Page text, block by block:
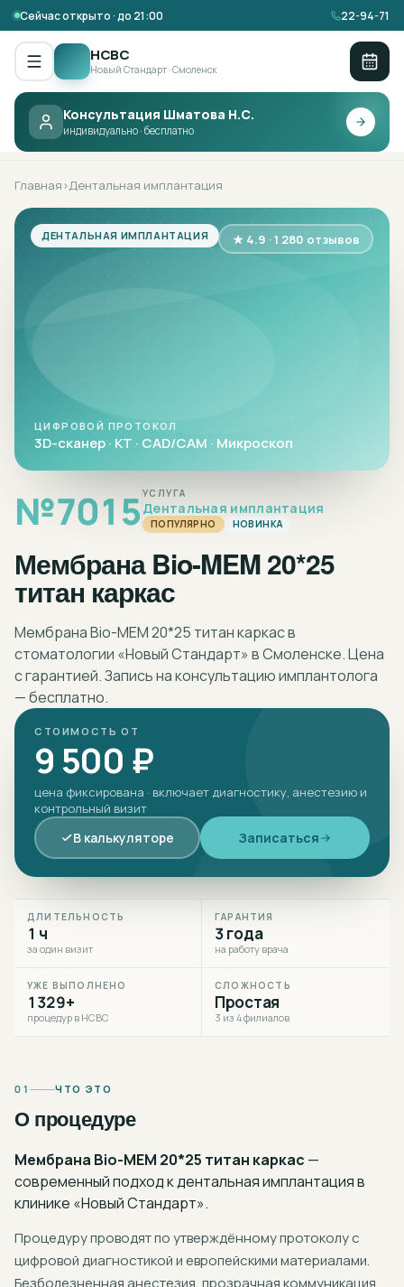
Сейчас открыто · до 21:00 22-94-71
НСВС
Новый Стандарт · Смоленск
Консультация Шматова Н.С.
индивидуально · бесплатно
НСВС ·ДЕНТАЛЬНАЯ ИМПЛАНТАЦИЯ
Главная›Дентальная имплантация
№7015УСЛУГА
Дентальная имплантация
ПОПУЛЯРНО НОВИНКА
Мембрана Bio-MEM 20*25
титан каркас
Мембрана Bio-MEM 20*25 титан каркас в
стоматологии «Новый Стандарт» в Смоленске. Цена
с гарантией. Запись на консультацию имплантолога
— бесплатно.
СТОИМОСТЬ ОТ
9 500 ₽
цена фиксирована · включает диагностику, анестезию и
контрольный визит
В калькуляторе Записаться
ДЕНТАЛЬНАЯ ИМПЛАНТАЦИЯ ★ 4.9 · 1 280 отзывов
ЦИФРОВОЙ ПРОТОКОЛ
3D-сканер · КТ · CAD/CAM · Микроскоп
ДЛИТЕЛЬНОСТЬ
1 ч
за один визит
ГАРАНТИЯ
3 года
на работу врача
УЖЕ ВЫПОЛНЕНО
1329+
процедур в НСВС
СЛОЖНОСТЬ
Простая
3 из 4 филиалов
01 ЧТО ЭТО
О процедуре
Мембрана Bio-MEM 20*25 титан каркас —
современный подход кдентальная имплантацияв
клинике «Новый Стандарт».
Процедуру проводят по утверждённому протоколу с
цифровой диагностикой и европейскими материалами.
Безболезненная анестезия, прозрачная коммуникация